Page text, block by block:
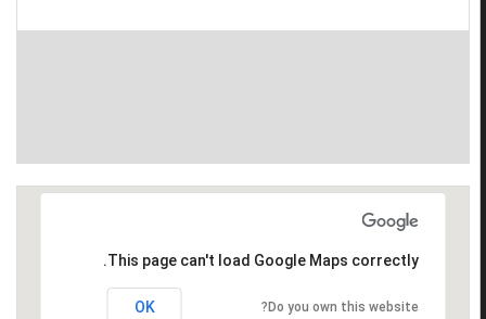
This page can't load Google Maps correctly.
Do you own this website?
OK